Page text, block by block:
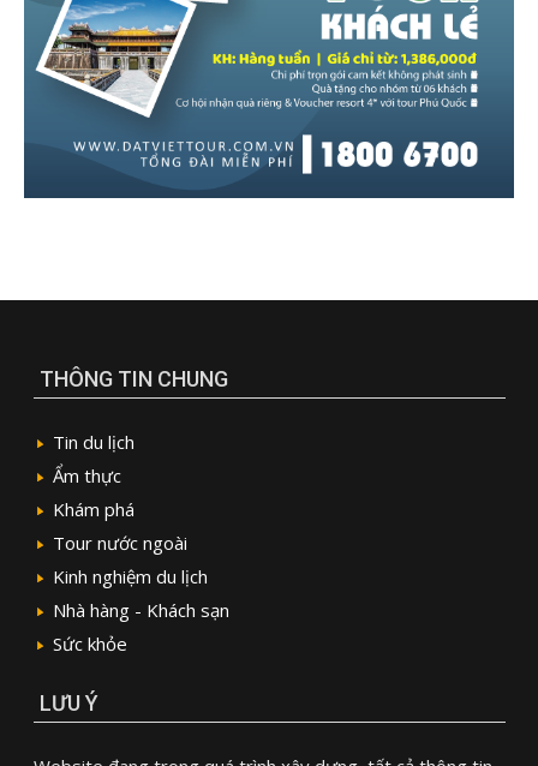
THÔNG TIN CHUNG
Tin du lịch
Ẩm thực
Khám phá
Tour nước ngoài
Kinh nghiệm du lịch
Nhà hàng - Khách sạn
Sức khỏe
LƯU Ý